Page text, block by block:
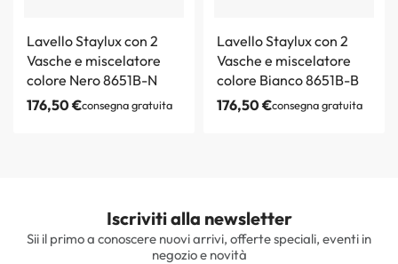
Lavello Staylux con 2
Vasche e miscelatore
colore Nero 8651B-N
176,50€consegna gratuita
Lavello Staylux con 2
Vasche e miscelatore
colore Bianco 8651B-B
176,50€consegna gratuita
Iscriviti alla newsletter
Sii il primo a conoscere nuovi arrivi, offerte speciali, eventi in
negozio e novità